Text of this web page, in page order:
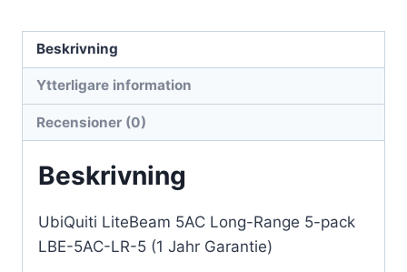
LBE-
5AC-
LR-
(1
års
garanti)
Beskrivning
Ytterligare information
Recensioner (0)
Beskrivning
UbiQuiti LiteBeam 5AC Long-Range 5-pack
LBE-5AC-LR-5 (1 Jahr Garantie)